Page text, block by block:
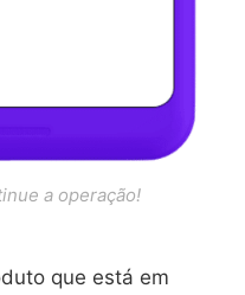
a operação!
que está em